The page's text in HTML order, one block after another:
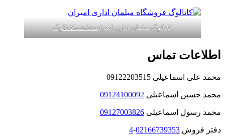
کاتالوگ مبلمان اداری امیرانمشاهده کاتالوگ
اطلاعات تماس
محمد علی اسماعیلی 09122203515
محمد حسین اسماعیلی 09124100092
محمد رسول اسماعیلی 09127003826
دفتر فروش 02166739353
-
4